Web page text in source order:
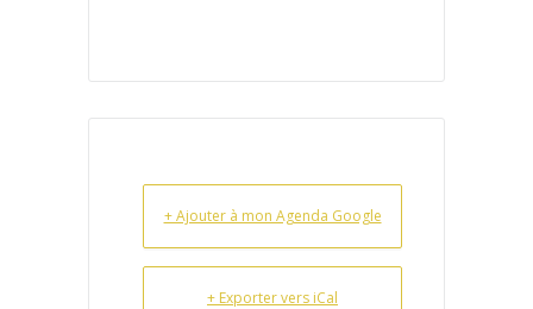
+ Ajouter à mon Agenda Google
+ Exporter vers iCal